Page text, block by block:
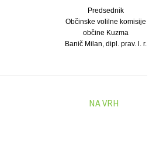
Predsednik
Občinske volilne komisije
občine Kuzma
Banič Milan, dipl. prav. l. r.
NA VRH